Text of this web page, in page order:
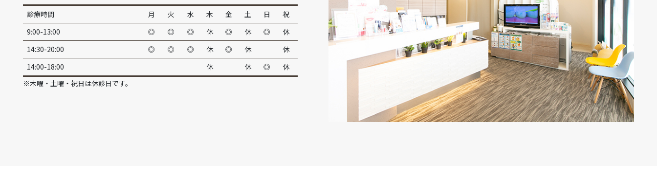
診療時間 月 火 水 木 金 土 日
祝
9:00-13:00
◎ ◎ ◎ 休 ◎ 休 ◎
休
14:30-20:00
◎ ◎ ◎ 休 ◎ 休
休
14:00-18:00
休 休 ◎
休
※木曜・土曜・祝日は休診日です。